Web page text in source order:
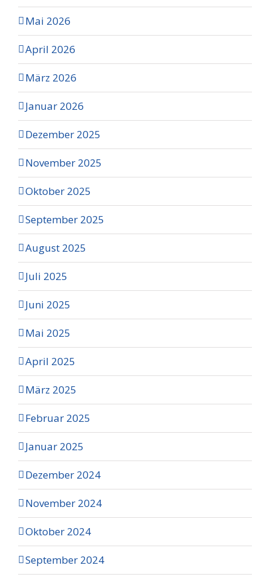
Mai 2026
April 2026
März 2026
Januar 2026
Dezember 2025
November 2025
Oktober 2025
September 2025
August 2025
Juli 2025
Juni 2025
Mai 2025
April 2025
März 2025
Februar 2025
Januar 2025
Dezember 2024
November 2024
Oktober 2024
September 2024